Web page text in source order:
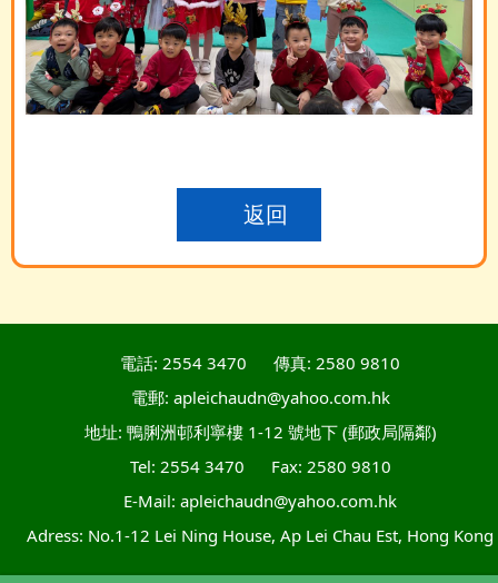
返回
電話: 2554 3470
傳真: 2580 9810
電郵: apleichaudn@yahoo.com.hk
地址: 鴨脷洲邨利寧樓 1-12 號地下 (郵政局隔鄰)
Tel: 2554 3470
Fax: 2580 9810
E-Mail: apleichaudn@yahoo.com.hk
Adress: No.1-12 Lei Ning House, Ap Lei Chau Est, Hong Kong